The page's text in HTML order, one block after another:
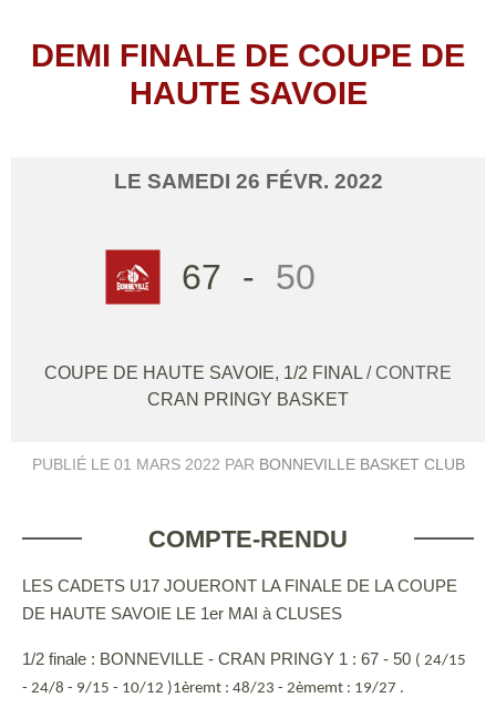
DEMI FINALE DE COUPE DE
HAUTE SAVOIE
LE SAMEDI 26 FÉVR. 2022
67 - 50
COUPE DE HAUTE SAVOIE, 1/2 FINAL / CONTRE
CRAN PRINGY BASKET
PUBLIÉ LE 01 MARS 2022 PAR BONNEVILLE BASKET CLUB
COMPTE-RENDU
LES CADETS U17 JOUERONT LA FINALE DE LA COUPE
DE HAUTE SAVOIE LE 1er MAI à CLUSES
1/2 finale : BONNEVILLE - CRAN PRINGY 1 : 67 - 50 ( 24/15
- 24/8 - 9/15 - 10/12 )1èremt : 48/23 - 2èmemt : 19/27 .